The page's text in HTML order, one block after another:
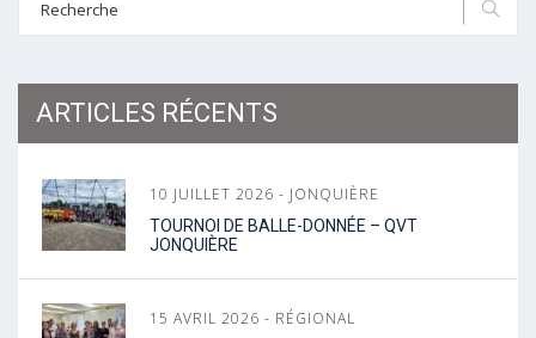
ARTICLES RÉCENTS
10 JUILLET 2026 - JONQUIÈRE
TOURNOI DE BALLE-DONNÉE – QVT
JONQUIÈRE
15 AVRIL 2026 - RÉGIONAL